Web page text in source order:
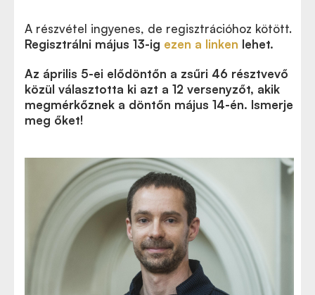
A részvétel ingyenes, de regisztrációhoz kötött.
Regisztrálni május 13-ig ezen a linken lehet.
Az április 5-ei elődöntőn a zsűri 46 résztvevő
közül választotta ki azt a 12 versenyzőt, akik
megmérkőznek a döntőn május 14-én. Ismerje
meg őket!